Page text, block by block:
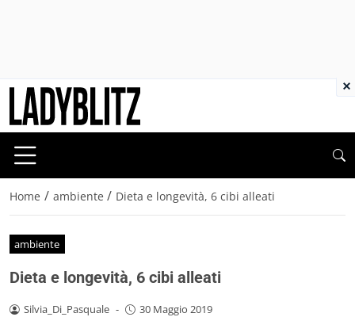
Home / ambiente / Dieta e longevità, 6 cibi alleati
ambiente
Dieta e longevità, 6 cibi alleati
Silvia_Di_Pasquale - 30 Maggio 2019
×